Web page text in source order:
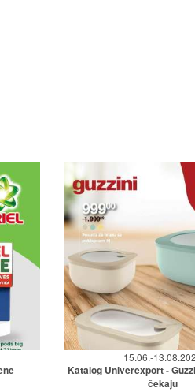
15.06.-
Katalog Univerexport -
čekaju